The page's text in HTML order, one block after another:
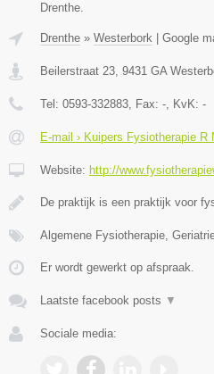
Drenthe.
Drenthe » Westerbork Google
Beilerstraat 23, 9431 GA
Tel: 0593-332883, Fax: -, KvK: -
E-mail › Kuipers Fysiotherapie R
Website: http://
De praktijk is een praktijk voor
Algemene Fysiotherapie,
Er wordt gewerkt op afspraak.
Laatste facebook posts ▼
Sociale media: